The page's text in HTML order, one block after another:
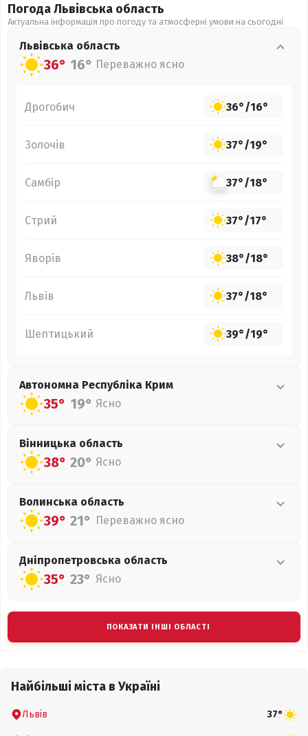
Погода Львівська область
Актуальна інформація про погоду та атмосферні умови на сьогодні
Львівська область
36° 16° Переважно ясно
Дрогобич 36°/16°
Золочів 37°/19°
Самбір 37°/18°
Стрий 37°/17°
Яворів 38°/18°
Львів 37°/18°
Шептицький 39°/19°
Автономна Республіка Крим
35° 19° Ясно
Вінницька область
38° 20° Ясно
Волинська область
39° 21° Переважно ясно
Дніпропетровська область
35° 23° Ясно
ПОКАЗАТИ ІНШІ ОБЛАСТІ
Найбільші міста в Україні
Львів 37°